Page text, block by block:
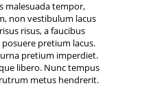
malesuada tempor,
non vestibulum lacus
risus, a faucibus
pretium lacus.
pretium imperdiet.
libero. Nunc tempus
metus hendrerit.